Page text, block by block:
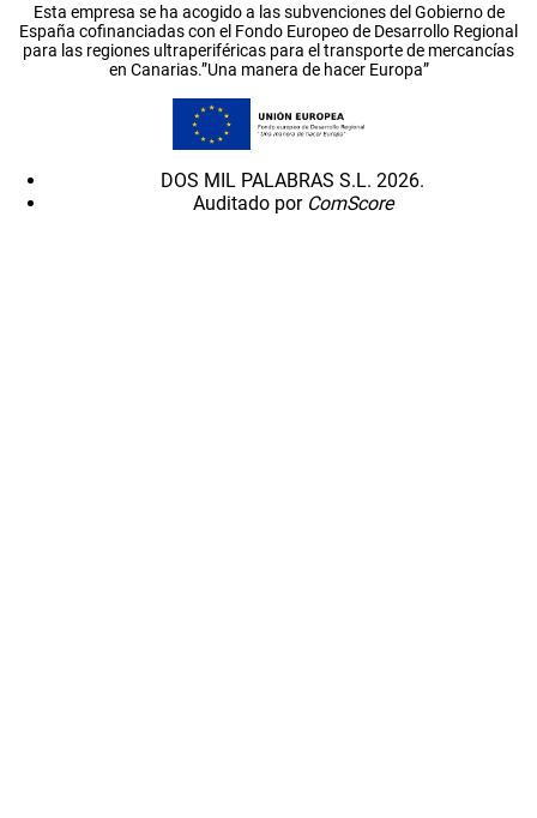
Esta empresa se ha acogido a las subvenciones del Gobierno de
España cofinanciadas con el Fondo Europeo de Desarrollo Regional
para las regiones ultraperiféricas para el transporte de mercancías
en Canarias.”Una manera de hacer Europa”
DOS MIL PALABRAS S.L. 2026.
Auditado por ComScore